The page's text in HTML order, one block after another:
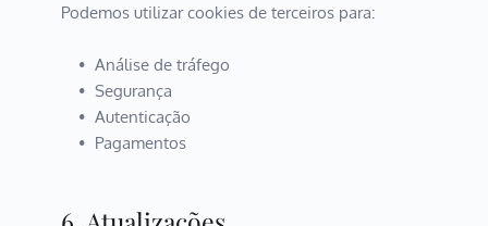
Podemos utilizar cookies de terceiros para:
Análise de tráfego
Segurança
Autenticação
Pagamentos